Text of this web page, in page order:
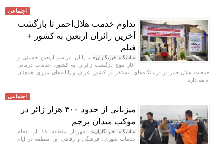
اجتماعی
تداوم خدمت هلال‌احمر تا بازگشت
آخرین زائران اربعین به کشور +
فیلم
«باشگاه خبرنگاران» با پایان مراسم اربعین حسینی و
آغاز موج بازگشت زائران به کشور، خدمات درمانی
جمعیت هلال‌احمر در درمانگاه‌های مستقر در کشور عراق و پایانه‌های مرزی همچنان
ادامه دارد.
اجتماعی
میزبانی از حدود ۴۰۰ هزار زائر در
موکب میدان پرچم
«باشگاه خبرنگاران»
شهردار منطقه ۱۸ از انجام
خدمات شهری، فرهنگی و رفاهی این منطقه در ایام